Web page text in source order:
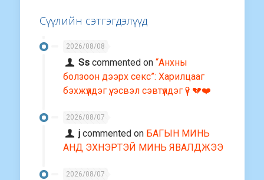
Сүүлийн сэтгэгдэлүүд
2026/08/08
Ss commented on“Анхны
болзоон дээрх секс”: Харилцааг
бэхжүүлдэг үү, эсвэл сэвтүүлдэг үү? 💔❤️
2026/08/07
j commented on БАГЫН МИНЬ
АНД ЭХНЭРТЭЙ МИНЬ ЯВАЛДЖЭЭ
2026/08/07